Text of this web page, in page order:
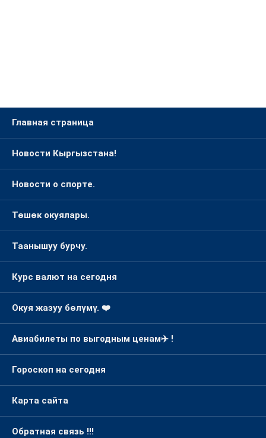
Главная страница
Новости Кыргызстана!
Новости о спорте.
Төшөк окуялары.
Таанышуу бурчу.
Курс валют на сегодня
Окуя жазуу бөлүмү. ❤️
Авиабилеты по выгодным ценам✈️ !
Гороскоп на сегодня
Карта сайта
Обратная связь !!!